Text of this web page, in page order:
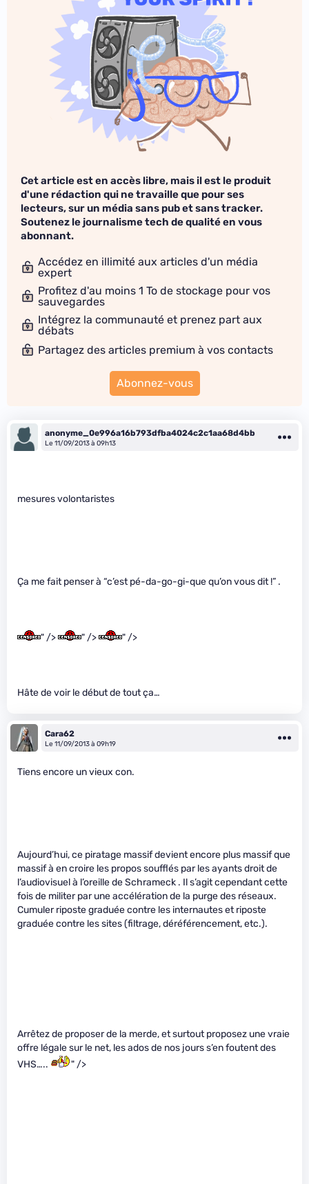
Cet article est en accès libre, mais il est le produit
d'une rédaction qui ne travaille que pour ses
lecteurs, sur un média sans pub et sans tracker.
Soutenez le journalisme tech de qualité en vous
abonnant.
Accédez en illimité aux articles d'un média
expert
Profitez d'au moins 1 To de stockage pour vos
sauvegardes
Intégrez la communauté et prenez part aux
débats
Partagez des articles premium à vos contacts
Abonnez-vous
anonyme_0e996a16b793dfba4024c2c1aa68d4bb
Le 11/09/2013 à 09h13
mesures volontaristes
Ça me fait penser à “c’est pé-da-go-gi-que qu’on vous dit !” .
" /> " /> " />
Hâte de voir le début de tout ça…
Cara62
Le 11/09/2013 à 09h19
Tiens encore un vieux con.
Aujourd’hui, ce piratage massif devient encore plus massif que
massif à en croire les propos soufflés par les ayants droit de
l’audiovisuel à l’oreille de Schrameck . Il s’agit cependant cette
fois de militer par une accélération de la purge des réseaux.
Cumuler riposte graduée contre les internautes et riposte
graduée contre les sites (filtrage, déréférencement, etc.).
Arrêtez de proposer de la merde, et surtout proposez une vraie
offre légale sur le net, les ados de nos jours s’en foutent des
VHS…..
" />